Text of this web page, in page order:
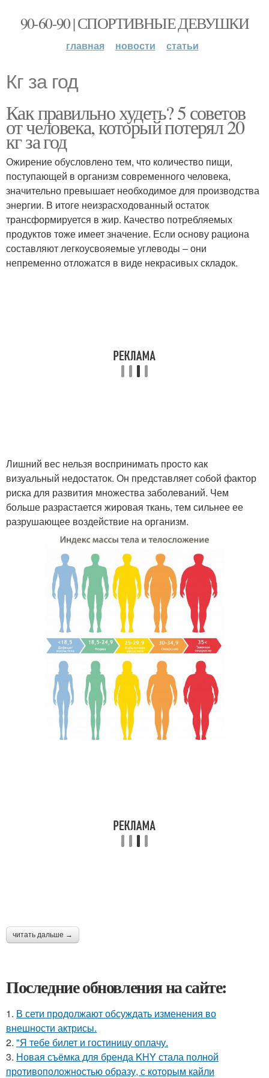
90-60-90 | СПОРТИВНЫЕ ДЕВУШКИ
главная новости статьи
Кг за год
Как правильно худеть? 5 советов
от человека, который потерял 20
кг за год
Ожирение обусловлено тем, что количество пищи,
поступающей в организм современного человека,
значительно превышает необходимое для производства
энергии. В итоге неизрасходованный остаток
трансформируется в жир. Качество потребляемых
продуктов тоже имеет значение. Если основу рациона
составляют легкоусвояемые углеводы – они
непременно отложатся в виде некрасивых складок.
Лишний вес нельзя воспринимать просто как
визуальный недостаток. Он представляет собой фактор
риска для развития множества заболеваний. Чем
больше разрастается жировая ткань, тем сильнее ее
разрушающее воздействие на организм.
читать дальше →
Последние обновления на сайте:
1. В сети продолжают обсуждать изменения во
внешности актрисы.
2. "Я тебе билет и гостиницу оплачу.
3. Новая съёмка для бренда KHY стала полной
противоположностью образу, с которым кайли